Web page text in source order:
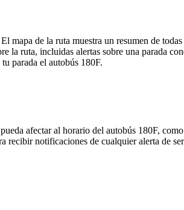
de la ruta muestra un resumen de
la ruta, incluidas alertas sobre una parada
parada el autobús 180F.
afectar al horario del autobús 180F,
recibir notificaciones de cualquier alerta de